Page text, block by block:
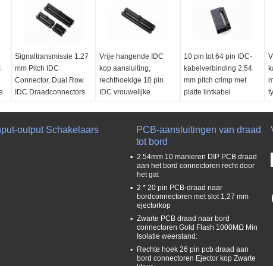
Signaltransmissie 1.27
mm Pitch IDC
Connector, Dual Row
IDC Draadconnectors
AMPÈRE
Vrije hangende IDC
kop aansluiting,
rechthoekige 10 pin
IDC vrouwelijke
Huidige rating: 1AMP
Zwart
Verpakking: Buis
10 pin tot 64 pin IDC-
kabelverbinding 2,54
mm pitch crimp met
platte lintkabel
Pitch:2.54mm
PBT+30% GF
output Schakelaars
PCB-aansluitingen van draad
tot bord
2.54mm 10 manieren DIP PCB draad
aan het bord connectoren recht door
het gat
2 * 20 pin PCB-draad naar
bordconnectoren met slot 1,27 mm
ejectorkop
Zwarte PCB draad naar bord
connectoren Gold Flash 1000MΩ Min
Isolatie weerstand:
Rechte hoek 26 pin pcb draad aan
bord connectoren Ejector kop Zwarte